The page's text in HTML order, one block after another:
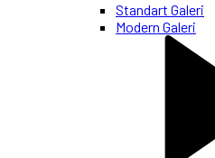
Standart Galeri
Modern Galeri